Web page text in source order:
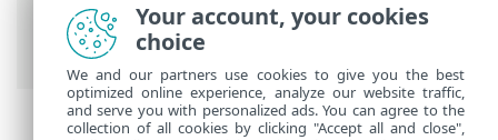
ESET 联机帮助>ESET PROTECT Hub>使用
ESET PROTECT Hub
Your account, your cookies
choice
We and our partners use cookies to give you the best
optimized online experience, analyze our website traffic,
and serve you with personalized ads. You can agree to the
collection of all cookies by clicking "Accept all and close",